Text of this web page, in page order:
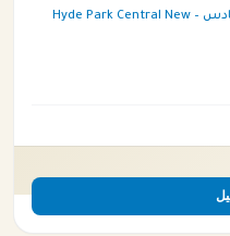
كمبوند هايد بارك سنترال التجمع السادس – Hyde Park Central New